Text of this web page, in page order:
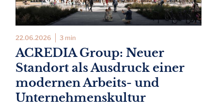
22.06.2026 3 min
ACREDIA Group: Neuer
Standort als Ausdruck einer
modernen Arbeits- und
Unternehmenskultur